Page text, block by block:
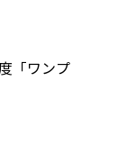
「ワンプ